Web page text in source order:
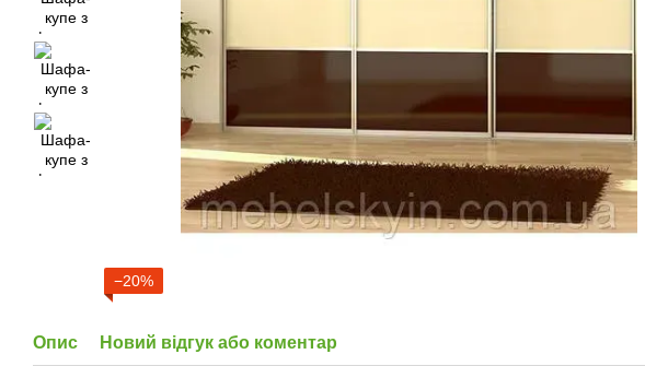
−20%
Опис Новий відгук або коментар